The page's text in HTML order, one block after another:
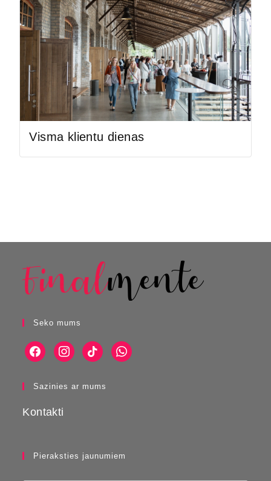
Visma klientu dienas
Seko mums
Sazinies ar mums
Kontakti
Pieraksties jaunumiem